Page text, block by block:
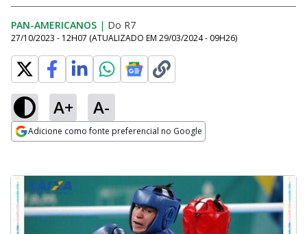
PAN-AMERICANOS | Do R7
27/10/2023 - 12H07 (ATUALIZADO EM 29/03/2024 - 09H26)
A+ A-
Adicione como fonte preferencial no Google